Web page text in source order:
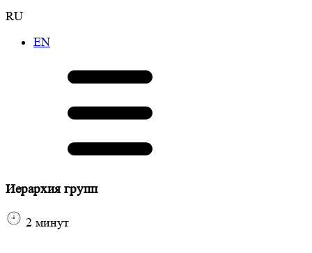
RU
EN
Иерархия групп
2 минут